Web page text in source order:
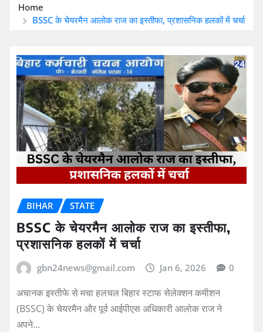
Home
BSSC के चेयरमैन आलोक राज का इस्तीफा, प्रशासनिक हलकों में चर्चा
BIHAR STATE
BSSC के चेयरमैन आलोक राज का इस्तीफा,
प्रशासनिक हलकों में चर्चा
gbn24news@gmail.com Jan 6, 2026 0
अचानक इस्तीफे से मचा हलचल बिहार स्टाफ सेलेक्शन कमीशन
(BSSC) के चेयरमैन और पूर्व आईपीएस अधिकारी आलोक राज ने
अपने…